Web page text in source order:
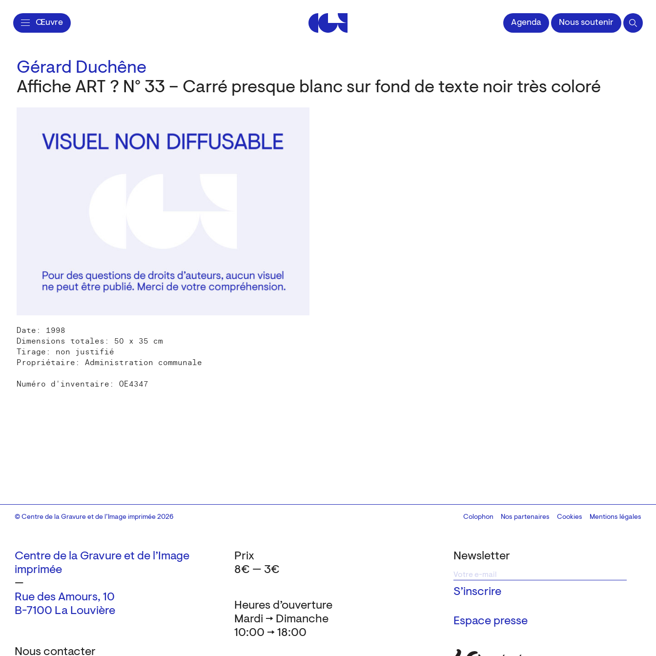
Œuvre Centre de la Gravure et de l'Image impriméeAgenda Nous soutenir
Gérard Duchêne
Affiche ART ? N° 33 – Carré presque blanc sur fond de texte noir très coloré
Date: 1998
Dimensions totales: 50 x 35 cm
Tirage: non justifié
Propriétaire: Administration communale
Numéro d'inventaire: OE4347
Centre de la Gravure et de l’Image
imprimée
—
Rue des Amours, 10
B-7100 La Louvière
Nous contacter
Newsletter
Espace presse
Heures d’ouverture
Mardi → Dimanche
10:00 → 18:00
Prix
8€ — 3€
© Centre de la Gravure et de l’Image imprimée 2026 Colophon
Design:Marcel Kaczmarek, code:8080.studio
Nos partenaires Cookies Mentions légales